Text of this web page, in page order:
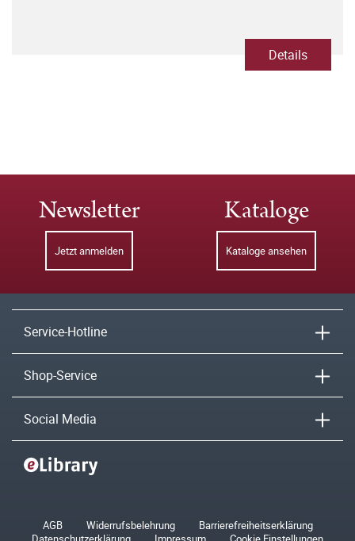
Details
Newsletter
Jetzt anmelden
Kataloge
Kataloge ansehen
Service-Hotline
Shop-Service
Social Media
AGB Widerrufsbelehrung
Barrierefreiheitserklärung